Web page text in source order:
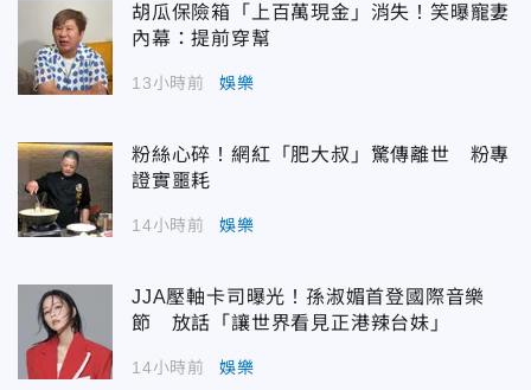
胡瓜保險箱「上百萬現金」消失！笑曝寵妻
內幕：提前穿幫
13小時前 娛樂
粉絲心碎！網紅「肥大叔」驚傳離世 粉專
證實噩耗
14小時前 娛樂
JJA壓軸卡司曝光！孫淑媚首登國際音樂
節 放話「讓世界看見正港辣台妹」
14小時前 娛樂